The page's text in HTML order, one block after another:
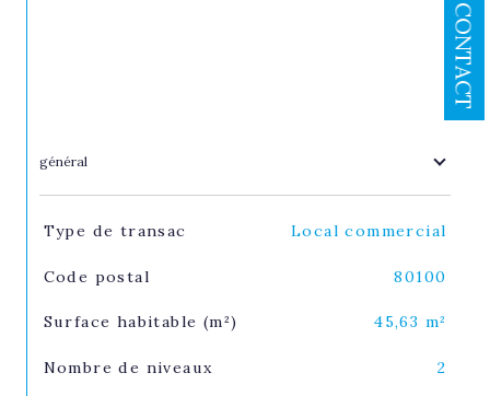
CONTACT
général
TRAD_SIROCCO_Caracteristique Valeurs
Type de transac Local commercial
Code postal 80100
Surface habitable (m²) 45,63 m²
Nombre de niveaux 2